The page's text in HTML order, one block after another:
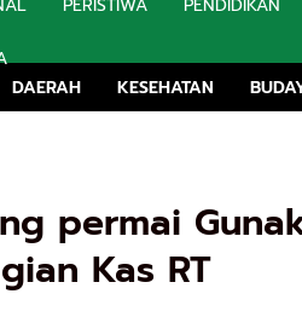
DAERAH KESEHATAN
permai
Kas RT